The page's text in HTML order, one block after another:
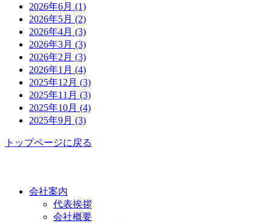
2026年6月 (1)
2026年5月 (2)
2026年4月 (3)
2026年3月 (3)
2026年2月 (3)
2026年1月 (4)
2025年12月 (3)
2025年11月 (3)
2025年10月 (4)
2025年9月 (3)
トップページに戻る
会社案内
代表挨拶
会社概要